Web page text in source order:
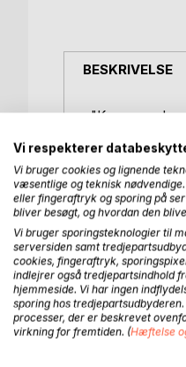
BESKRIVELSE
"Kom som du
Det har været
Det er
Christ". Jeg er
må blive den
Jeg har
Livet med
eller i vore
har forsøgt at
Vi respekterer
Vi bruger cookies og lignende
væsentlige og teknisk
eller fingeraftryk og sporing på
bliver besøgt, og hvordan den
Vi bruger sporingsteknologier til
serversiden samt
cookies, fingeraftryk,
indlejrer også tredjepartsindhold
hjemmeside. Vi har ingen
sporing hos
processer, der er beskrevet
virkning for fremtiden. (Hæftelse